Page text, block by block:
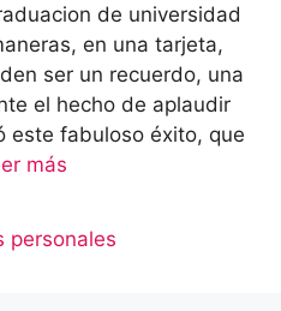
de universidad
en una tarjeta,
ser un recuerdo, una
el hecho de aplaudir
este fabuloso éxito, que
más
personales